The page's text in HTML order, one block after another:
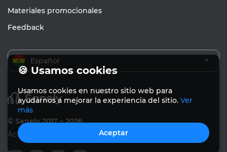
Materiales promocionales
Feedback
Español
© Sanely 2017 – 2026
Acuerdo de usuario
🍪 Usamos cookies
Usamos cookies en nuestro sitio web para
ayudarnos a mejorar la experiencia del sitio. Ver
más
Aceptar